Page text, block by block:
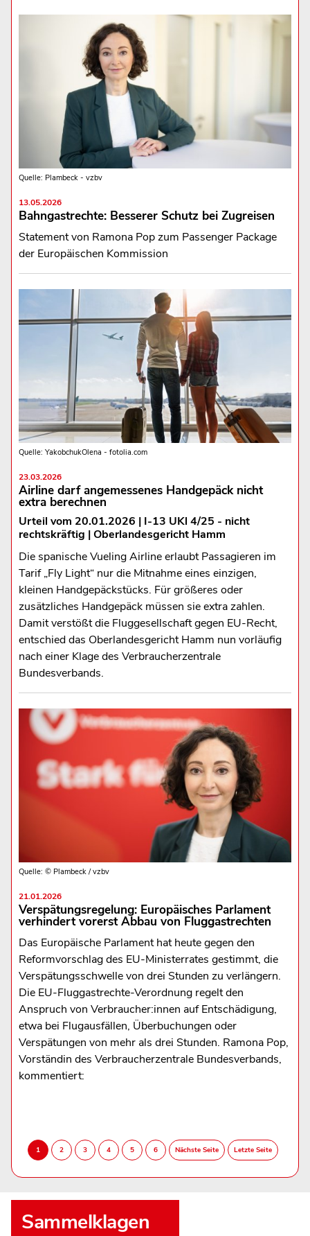
Quelle: Plambeck - vzbv
13.05.2026
Bahngastrechte: Besserer Schutz bei Zugreisen
Statement von Ramona Pop zum Passenger Package
der Europäischen Kommission
Quelle: YakobchukOlena - fotolia.com
23.03.2026
Airline darf angemessenes Handgepäck nicht
extra berechnen
Urteil vom 20.01.2026 | I-13 UKl 4/25 - nicht
rechtskräftig | Oberlandesgericht Hamm
Die spanische Vueling Airline erlaubt Passagieren im
Tarif „Fly Light“ nur die Mitnahme eines einzigen,
kleinen Handgepäckstücks. Für größeres oder
zusätzliches Handgepäck müssen sie extra zahlen.
Damit verstößt die Fluggesellschaft gegen EU-Recht,
entschied das Oberlandesgericht Hamm nun vorläufig
nach einer Klage des Verbraucherzentrale
Bundesverbands.
Quelle: © Plambeck / vzbv
21.01.2026
Verspätungsregelung: Europäisches Parlament
verhindert vorerst Abbau von Fluggastrechten
Das Europäische Parlament hat heute gegen den
Reformvorschlag des EU-Ministerrates gestimmt, die
Verspätungsschwelle von drei Stunden zu verlängern.
Die EU-Fluggastrechte-Verordnung regelt den
Anspruch von Verbraucher:innen auf Entschädigung,
etwa bei Flugausfällen, Überbuchungen oder
Verspätungen von mehr als drei Stunden. Ramona Pop,
Vorständin des Verbraucherzentrale Bundesverbands,
kommentiert:
Sammelklagen